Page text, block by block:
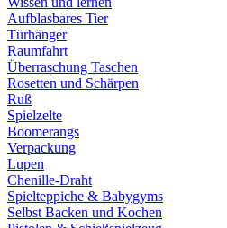
Aufblasbares Tier
Türhänger
Raumfahrt
Überraschung Taschen
Rosetten und Schärpen
Ruß
Spielzelte
Boomerangs
Verpackung
Lupen
Chenille-Draht
Spielteppiche & Babygyms
Selbst Backen und Kochen